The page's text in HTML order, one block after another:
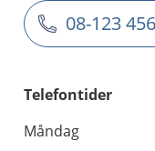
08-123
Telefontider
Måndag